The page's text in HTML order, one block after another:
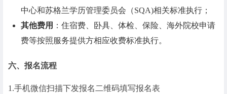
中心和苏格兰学历管理委员会（SQA)相关标准执行；
其他费用 ：住宿费、卧具、体检、保险、海外院校申请
费等按照服务提供方相应收费标准执行。
六、报名流程
1.手机微信扫描下发报名二维码填写报名表